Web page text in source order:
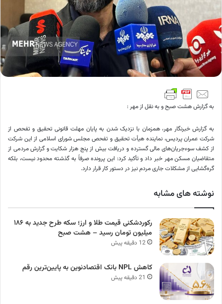
به گزارش هشت صبح و به نقل از مهر :
به گزارش خبرنگار مهر، همزمان با نزدیک شدن به پایان مهلت قانونی تحقیق و تفحص از
شرکت عمران پردیس، نماینده هیأت تحقیق و تفحص مجلس شورای اسلامی از این شرکت
از کشف سوءجریان‌های مالی گسترده و دریافت بیش از پنج هزار شکایت و گزارش مردمی از
متقاضیان مسکن مهر خبر داد و تأکید کرد: این پرونده صرفاً به گذشته محدود نیست، بلکه
گره‌گشایی از مشکلات جاری مردم نیز در دستور کار قرار دارد.
نوشته های مشابه
رکوردشکنی قیمت طلا و ارز؛ سکه طرح جدید به ۱۸۶
میلیون تومان رسید – هشت صبح
12 دقیقه پیش
کاهش NPL بانک اقتصادنوین به پایین‌ترین رقم
21 دقیقه پیش